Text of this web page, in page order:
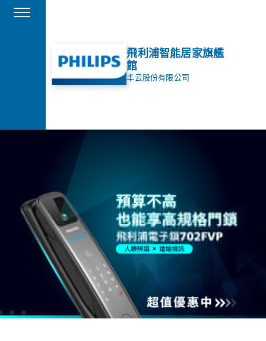
飛利浦智能居家旗艦
館
丰云股份有限公司